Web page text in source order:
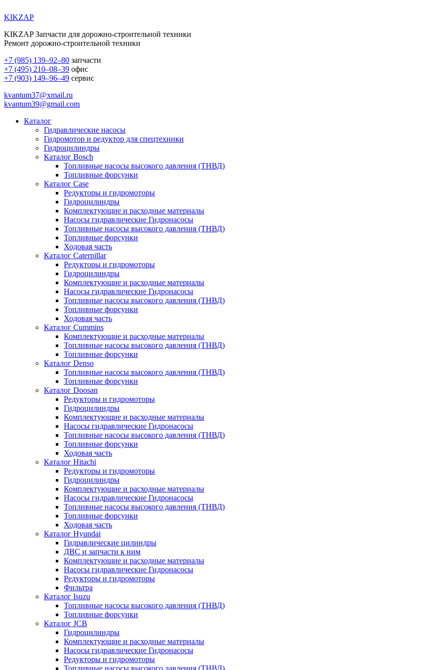
KIKZAP
KIKZAP Запчасти для дорожно-строительной техники
Ремонт дорожно-строительной техники
+7 (985) 139–92–80 запчасти
+7 (495) 210–08–39 офис
+7 (903) 149–96–49 сервис
kvantum37@xmail.ru
kvantum39@gmail.com
Каталог
Гидравлические насосы
Гидромотор и редуктор для спецтехники
Гидроцилиндры
Каталог Bosch
Топливные насосы высокого давления (ТНВД)
Топливные форсунки
Каталог Case
Редукторы и гидромоторы
Гидроцилиндры
Комплектующие и расходные материалы
Насосы гидравлические Гидронасосы
Топливные насосы высокого давления (ТНВД)
Топливные форсунки
Ходовая часть
Каталог Caterpillar
Редукторы и гидромоторы
Гидроцилиндры
Комплектующие и расходные материалы
Насосы гидравлические Гидронасосы
Топливные насосы высокого давления (ТНВД)
Топливные форсунки
Ходовая часть
Каталог Cummins
Комплектующие и расходные материалы
Топливные насосы высокого давления (ТНВД)
Топливные форсунки
Каталог Denso
Топливные насосы высокого давления (ТНВД)
Топливные форсунки
Каталог Doosan
Редукторы и гидромоторы
Гидроцилиндры
Комплектующие и расходные материалы
Насосы гидравлические Гидронасосы
Топливные насосы высокого давления (ТНВД)
Топливные форсунки
Ходовая часть
Каталог Hitachi
Редукторы и гидромоторы
Гидроцилиндры
Комплектующие и расходные материалы
Насосы гидравлические Гидронасосы
Топливные насосы высокого давления (ТНВД)
Топливные форсунки
Ходовая часть
Каталог Hyundai
Гидравлические цилиндры
ДВС и запчасти к ним
Комплектующие и расходные материалы
Насосы гидравлические Гидронасосы
Редукторы и гидромоторы
Фильтра
Каталог Isuzu
Топливные насосы высокого давления (ТНВД)
Топливные форсунки
Каталог JCB
Гидроцилиндры
Комплектующие и расходные материалы
Насосы гидравлические Гидронасосы
Редукторы и гидромоторы
Топливные насосы высокого давления (ТНВД)